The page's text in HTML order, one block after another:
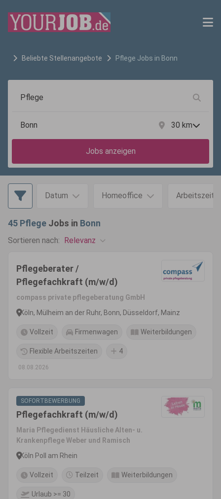
Beliebte Stellenangebote Pflege Jobs in Bonn
30 km
Jobs anzeigen
Datum Homeoffice Arbeitszeit
45 Pflege Jobs in Bonn
Sortieren nach: Relevanz
Pflegeberater /
Pflegefachkraft (m/w/d)
compass private pflegeberatung GmbH
Köln, Mülheim an der Ruhr, Bonn, Düsseldorf, Mainz
Vollzeit Firmenwagen Weiterbildungen
Flexible Arbeitszeiten 4
08.08.2026
SOFORTBEWERBUNG
Pflegefachkraft (m/w/d)
Maria Pflegedienst Häusliche Alten- u.
Krankenpflege Weber und Ramisch
Köln Poll am Rhein
Vollzeit Teilzeit Weiterbildungen
Urlaub >= 30